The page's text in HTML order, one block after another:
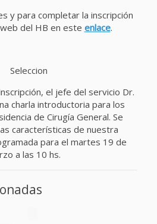
y para completar la inscripción
del HB en este enlace.
el jefe del servicio Dr.
charla introductoria para los
de Cirugía General. Se
características de nuestra
para el martes 19 de
a las 10 hs.